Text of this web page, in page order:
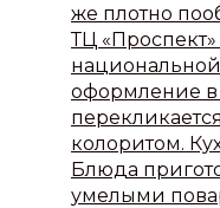
же плотно
ТЦ
национальной
оформление в
колоритом.
Блюда
умелыми